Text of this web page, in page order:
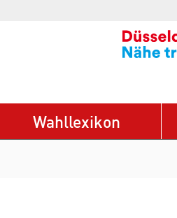
Wahllexikon